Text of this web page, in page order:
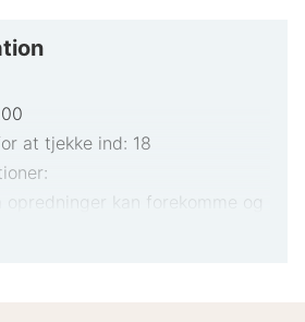
at tjekke ind: 18
kan forekomme og
overnatningsstedets politik